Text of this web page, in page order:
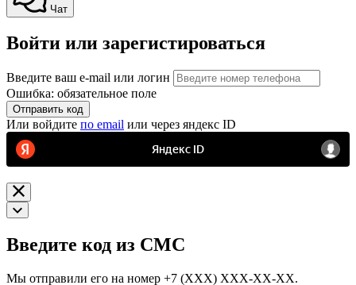
Чат
Войти или зарегистироваться
Введите ваш e-mail или логин
Ошибка: обязательное поле
Отправить код
Или войдите по email или через яндекс ID
Введите код из СМС
Мы отправили его на номер +7 (ХХХ) ХХХ-ХХ-ХХ.